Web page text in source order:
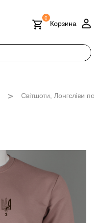
0
Корзина
Світшоти, Лонгсліви